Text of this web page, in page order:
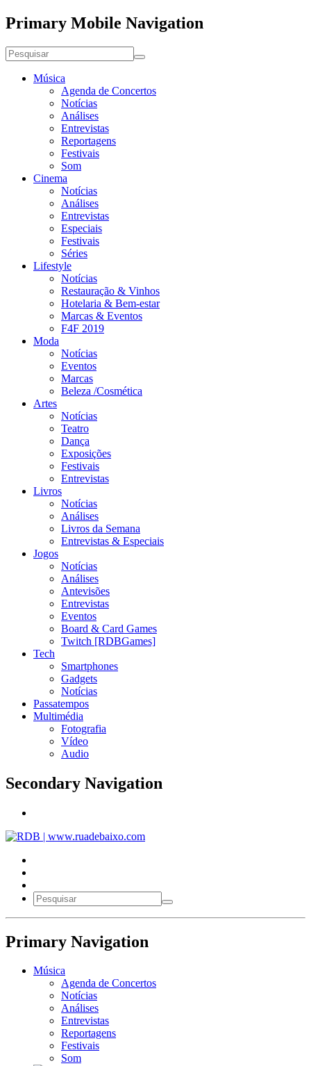
Primary Mobile Navigation
Música
Agenda de Concertos
Notícias
Análises
Entrevistas
Reportagens
Festivais
Som
Cinema
Notícias
Análises
Entrevistas
Especiais
Festivais
Séries
Lifestyle
Notícias
Restauração & Vinhos
Hotelaria & Bem-estar
Marcas & Eventos
F4F 2019
Moda
Notícias
Eventos
Marcas
Beleza /Cosmética
Artes
Notícias
Teatro
Dança
Exposições
Festivais
Entrevistas
Livros
Notícias
Análises
Livros da Semana
Entrevistas & Especiais
Jogos
Notícias
Análises
Antevisões
Entrevistas
Eventos
Board & Card Games
Twitch [RDBGames]
Tech
Smartphones
Gadgets
Notícias
Passatempos
Multimédia
Fotografia
Vídeo
Audio
Secondary Navigation
Primary Navigation
Música
Agenda de Concertos
Notícias
Análises
Entrevistas
Reportagens
Festivais
Som